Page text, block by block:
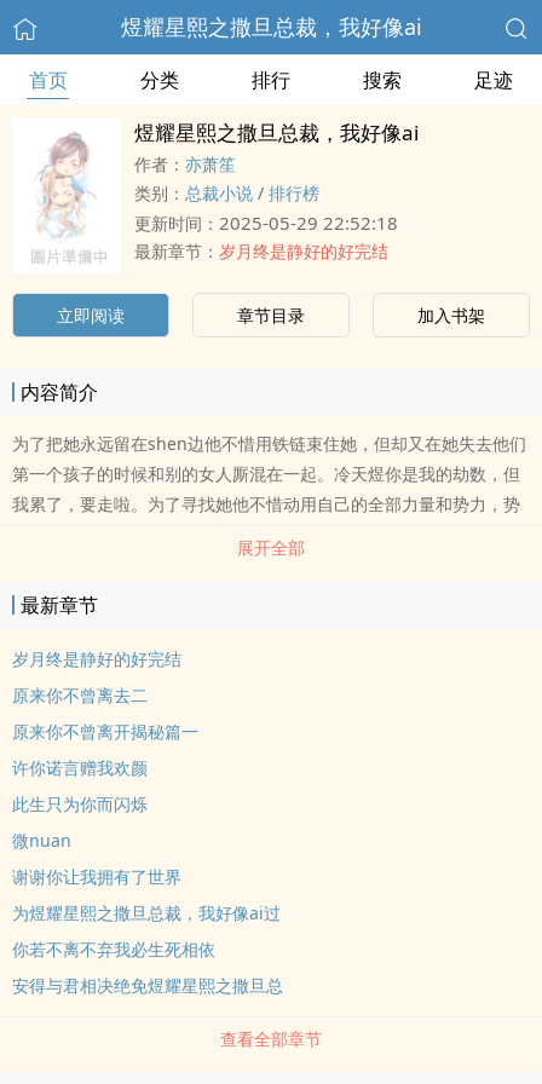
煜耀星熙之撒旦总裁，我好像ai
首页 分类 排行 搜索 足迹
煜耀星熙之撒旦总裁，我好像ai
作者： 亦萧笙
类别： 总裁小说 / 排行榜
更新时间： 2025-05-29 22:52:18
最新章节： 岁月终是静好的好完结
立即阅读 章节目录 加入书架
内容简介
为了把她永远留在shen边他不惜用铁链束住她，但却又在她失去他们
第一个孩子的时候和别的女人厮混在一起。冷天煜你是我的劫数，但
我累了，要走啦。为了寻找她他不惜动用自己的全部力量和势力，势
要倾尽天下也要把她带回到他shen边得不到你我不介意就此毁了你。
太过深沉的ai让原本相恋的两人相互追逐。世事难料，也许最终的忘
记是最好的救赎。
展开全部
最新章节
岁月终是静好的好完结
原来你不曾离去二
原来你不曾离开揭秘篇一
许你诺言赠我欢颜
此生只为你而闪烁
微nuan
谢谢你让我拥有了世界
为煜耀星熙之撒旦总裁，我好像ai过
你若不离不弃我必生死相依
安得与君相决绝免煜耀星熙之撒旦总
查看全部章节